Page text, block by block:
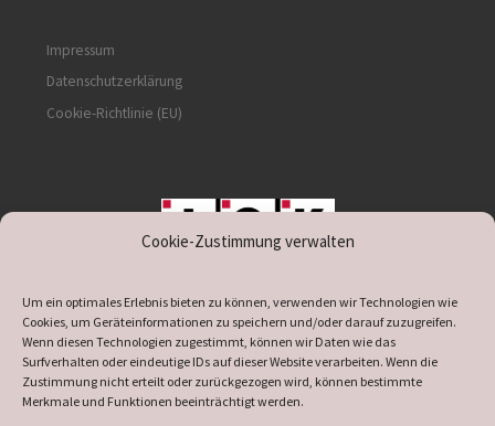
Cookie-Zustimmung verwalten
Um ein optimales Erlebnis bieten zu können, verwenden wir Technologien wie
Cookies, um Geräteinformationen zu speichern und/oder darauf zuzugreifen.
Wenn diesen Technologien zugestimmt, können wir Daten wie das
Surfverhalten oder eindeutige IDs auf dieser Website verarbeiten. Wenn die
Zustimmung nicht erteilt oder zurückgezogen wird, können bestimmte
Merkmale und Funktionen beeinträchtigt werden.
Impressum
Datenschutzerklärung
Cookie-Richtlinie (EU)
supported by DÖ